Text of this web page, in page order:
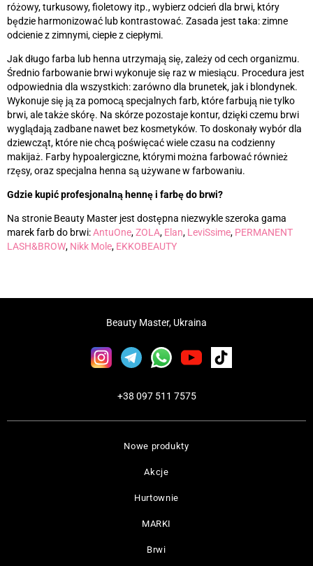
różowy, turkusowy, fioletowy itp., wybierz odcień dla brwi, który
będzie harmonizować lub kontrastować. Zasada jest taka: zimne
odcienie z zimnymi, ciepłe z ciepłymi.
Jak długo farba lub henna utrzymają się, zależy od cech organizmu.
Średnio farbowanie brwi wykonuje się raz w miesiącu. Procedura jest
odpowiednia dla wszystkich: zarówno dla brunetek, jak i blondynek.
Wykonuje się ją za pomocą specjalnych farb, które farbują nie tylko
brwi, ale także skórę. Na skórze pozostaje kontur, dzięki czemu brwi
wyglądają zadbane nawet bez kosmetyków. To doskonały wybór dla
dziewcząt, które nie chcą poświęcać wiele czasu na codzienny
makijaż. Farby hypoalergiczne, którymi można farbować również
rzęsy, oraz specjalna henna są używane w farbowaniu.
Gdzie kupić profesjonalną hennę i farbę do brwi?
Na stronie Beauty Master jest dostępna niezwykle szeroka gama
marek farb do brwi:AntuOne,ZOLA, Elan, LeviSsime, PERMANENT
LASH&BROW, Nikk Mole, EKKOBEAUTY
Nowe produkty
Akcje
Hurtownie
MARKI
Brwi
Beauty Master, Ukraina
+38 097 511 7575